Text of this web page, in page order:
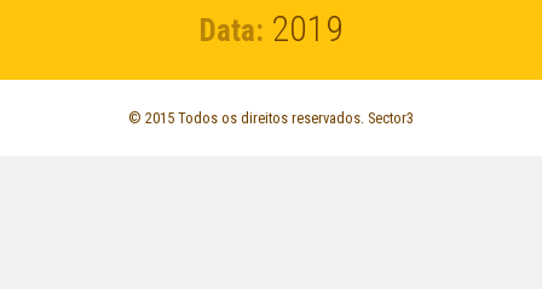
Data: 2019
© 2015 Todos os direitos reservados. Sector3